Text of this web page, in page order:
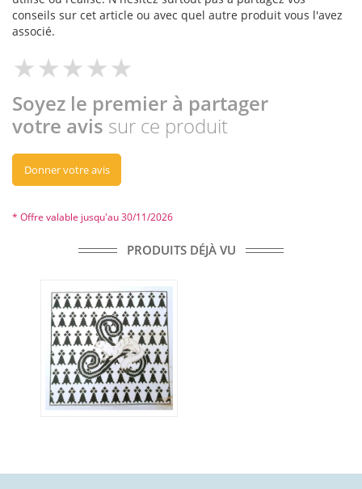
conseils sur cet article ou avec quel autre produit vous l'avez
associé.
Soyez le premier à partager
votre avis sur ce produit
Donner votre avis
* Offre valable jusqu'au 30/11/2026
PRODUITS DÉJÀ VU